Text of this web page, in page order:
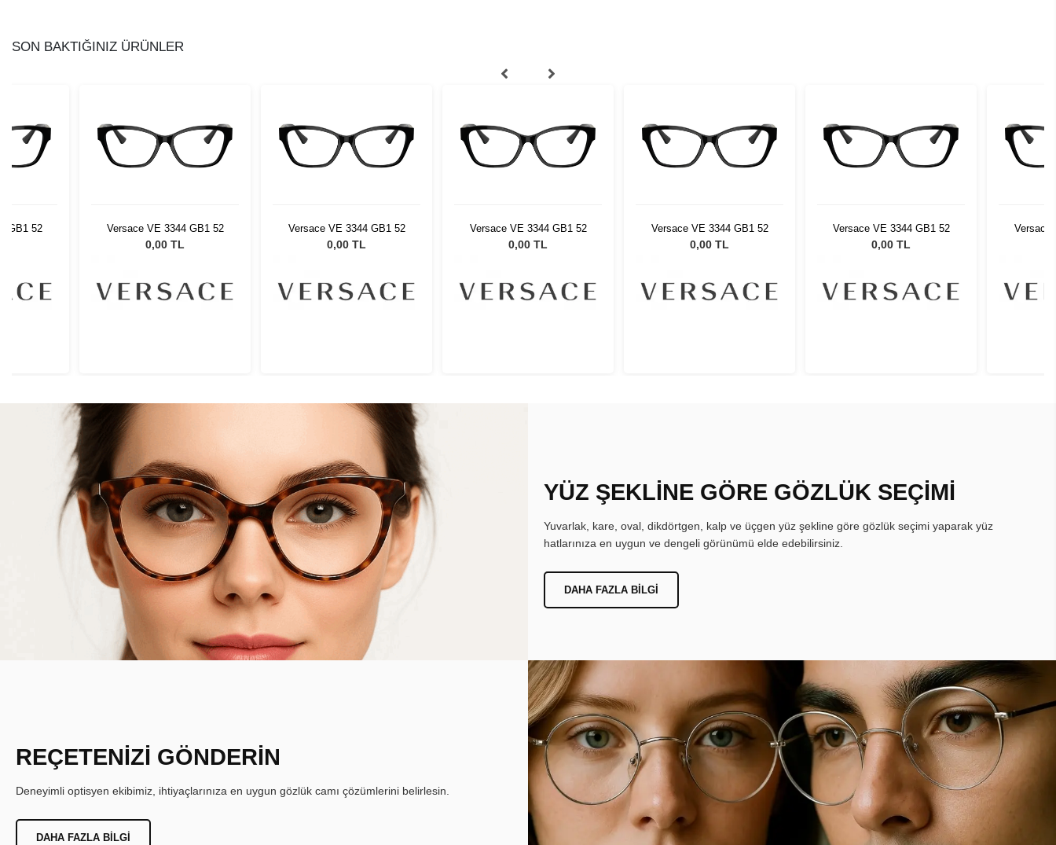
SON BAKTIĞINIZ ÜRÜNLER
GB1 52 Versace VE 3344 GB1 52
0,00 TL
Versace VE 3344 GB1 52
0,00 TL
Versace VE 3344 GB1 52
0,00 TL
Versace VE 3344 GB1 52
0,00 TL
Versace VE 3344 GB1 52
0,00 TL
Versace
YÜZ ŞEKLİNE GÖRE GÖZLÜK SEÇİMİ
Yuvarlak, kare, oval, dikdörtgen, kalp ve üçgen yüz şekline göre gözlük seçimi yaparak yüz
hatlarınıza en uygun ve dengeli görünümü elde edebilirsiniz.
DAHA FAZLA BILGI
REÇETENİZİ GÖNDERİN
Deneyimli optisyen ekibimiz, ihtiyaçlarınıza en uygun gözlük camı çözümlerini belirlesin.
DAHA FAZLA BILGI